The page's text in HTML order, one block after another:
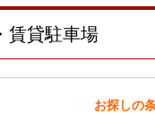
賃貸駐車場
お探しの